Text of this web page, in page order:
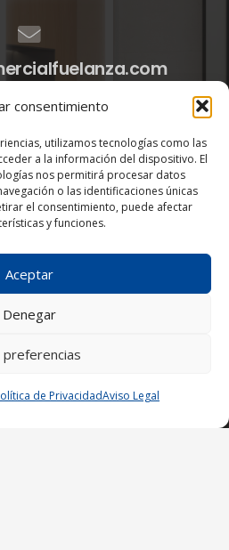
consentimiento
utilizamos tecnologías como las
a la información del dispositivo. El
nos permitirá procesar datos
o las identificaciones únicas
el consentimiento, puede afectar
y funciones.
Aceptar
Denegar
preferencias
de PrivacidadAviso Legal
Km. 4 dirección a Yaiza
– Lanzarote, Las Palmas
nuestro horario!
de: 8:00–13:00 y 15:30–